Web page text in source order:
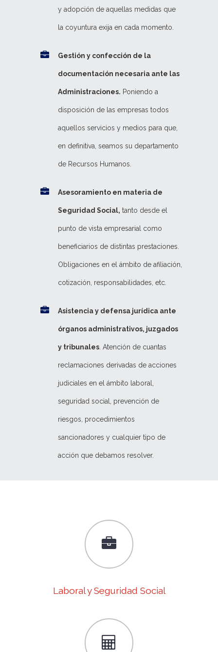
y adopción de aquellas medidas que
la coyuntura exija en cada momento.
Gestión y confección de la
documentación necesaria ante las
Administraciones. Poniendo a
disposición de las empresas todos
aquellos servicios y medios para que,
en definitiva, seamos su departamento
de Recursos Humanos.
Asesoramiento en materia de
Seguridad Social, tanto desde el
punto de vista empresarial como
beneficiarios de distintas prestaciones.
Obligaciones en el ámbito de afiliación,
cotización, responsabilidades, etc.
Asistencia y defensa jurídica ante
órganos administrativos, juzgados
y tribunales . Atención de cuantas
reclamaciones derivadas de acciones
judiciales en el ámbito laboral,
seguridad social, prevención de
riesgos, procedimientos
sancionadores y cualquier tipo de
acción que debamos resolver.
Laboral y Seguridad Social